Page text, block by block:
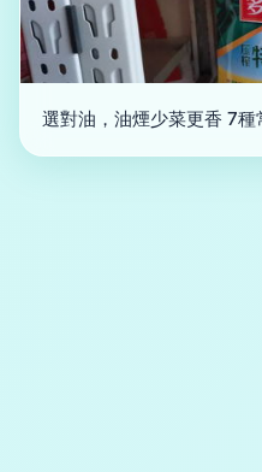
選對油，油煙少菜更香 7